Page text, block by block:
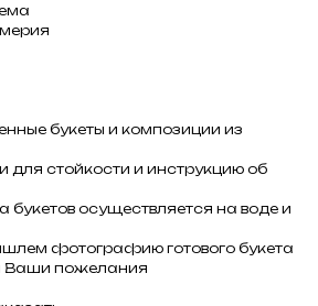
букеты и композиции из
для стойкости и инструкцию об
букетов осуществляется на воде и
фотографию готового букета
Ваши пожелания